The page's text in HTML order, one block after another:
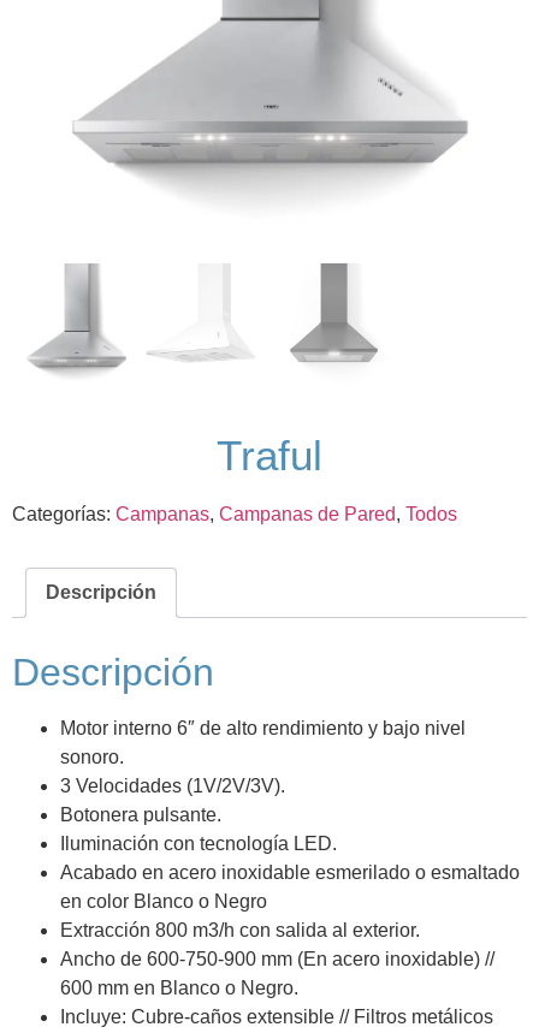
Traful
Categorías: Campanas, Campanas de Pared, Todos
Descripción
Descripción
Motor interno 6″ de alto rendimiento y bajo nivel
sonoro.
3 Velocidades (1V/2V/3V).
Botonera pulsante.
Iluminación con tecnología LED.
Acabado en acero inoxidable esmerilado o esmaltado
en color Blanco o Negro
Extracción 800 m3/h con salida al exterior.
Ancho de 600-750-900 mm (En acero inoxidable) //
600 mm en Blanco o Negro.
Incluye: Cubre-caños extensible // Filtros metálicos